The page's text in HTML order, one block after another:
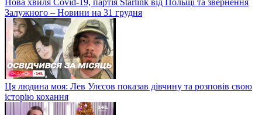
Залужного – Новини на 31 грудня
Ця людина моя: Лев Улєсов показав дівчину та розповів свою
історію кохання